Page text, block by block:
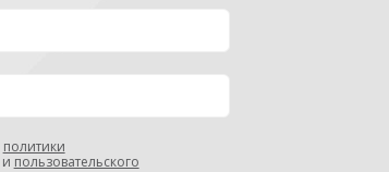
политики
и пользовательского